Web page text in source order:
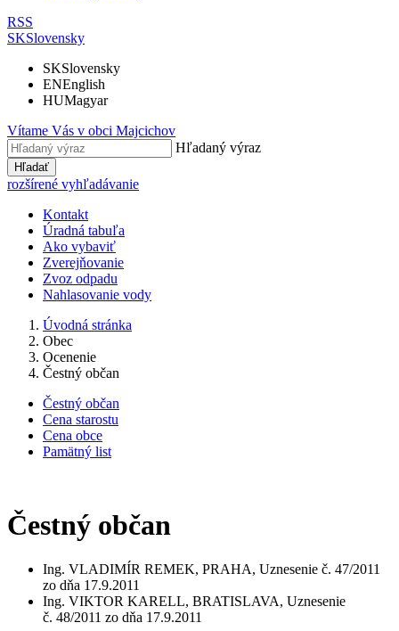
RSS
SKSlovensky
SKSlovensky
ENEnglish
HUMagyar
Vítame Vás v obci Majcichov
Hľadaný výraz
Hľadať
rozšírené vyhľadávanie
Kontakt
Úradná tabuľa
Ako vybaviť
Zverejňovanie
Zvoz odpadu
Nahlasovanie vody
Úvodná stránka
Obec
Ocenenie
Čestný občan
Čestný občan
Cena starostu
Cena obce
Pamätný list
Čestný občan
Ing. VLADIMÍR REMEK, PRAHA, Uznesenie č. 47/2011
zo dňa 17.9.2011
Ing. VIKTOR KARELL, BRATISLAVA, Uznesenie
č. 48/2011 zo dňa 17.9.2011